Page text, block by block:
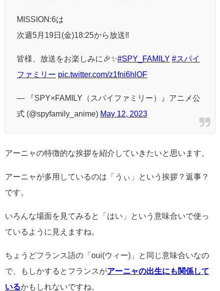
MISSION:6は
次週5月19日(金)18:25から放送‼️
皆様、放送をお楽しみに🎉✨#SPY_FAMILY #スパイ
ファミリー pic.twitter.com/z1fni6hlOF
— 『SPY×FAMILY（スパイファミリー）』アニメ公
式 (@spyfamily_anime) May 12, 2023
アーニャの特徴的な挨拶を紹介していきたいと思います。
アーニャが多用しているのは「うぃ」という挨拶？返事？
です。
いろんな場面を見てみると「はい」という意味合いで使っ
ているように見えますね。
ちょうどフランス語の「oui(ウィー)」と同じ意味合いなの
で、もしかするとフランスがアーニャの出生にも関係して
いるかもしれないですね。